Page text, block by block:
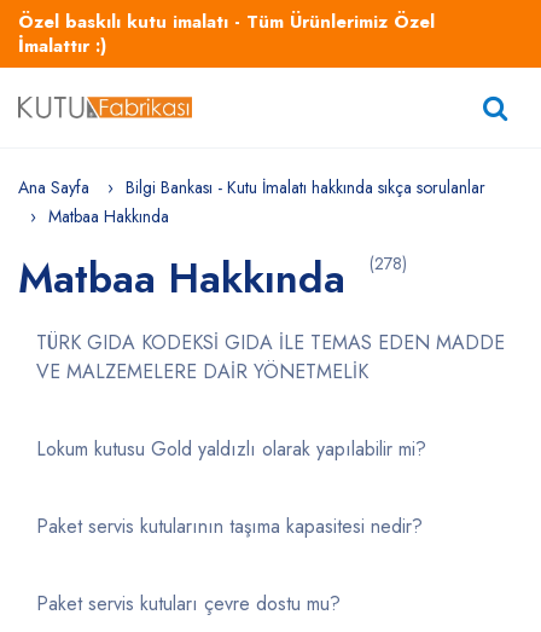
Özel baskılı kutu imalatı - Tüm Ürünlerimiz Özel
İmalattır :)
Ana Sayfa
Bilgi Bankası - Kutu İmalatı hakkında sıkça sorulanlar
Matbaa Hakkında
Matbaa Hakkında (278)
TÜRK GIDA KODEKSİ GIDA İLE TEMAS EDEN MADDE
VE MALZEMELERE DAİR YÖNETMELİK
Lokum kutusu Gold yaldızlı olarak yapılabilir mi?
Paket servis kutularının taşıma kapasitesi nedir?
Paket servis kutuları çevre dostu mu?